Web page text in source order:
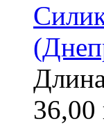
36,00